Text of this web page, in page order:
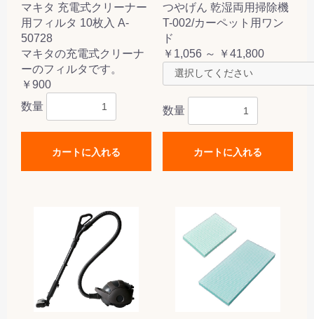
マキタ 充電式クリーナー
用フィルタ 10枚入 A-
50728
マキタの充電式クリーナ
ーのフィルタです。
￥900
数量
カートに入れる
つやげん 乾湿両用掃除機
T-002/カーペット用ワン
ド
￥1,056 ～ ￥41,800
数量
カートに入れる